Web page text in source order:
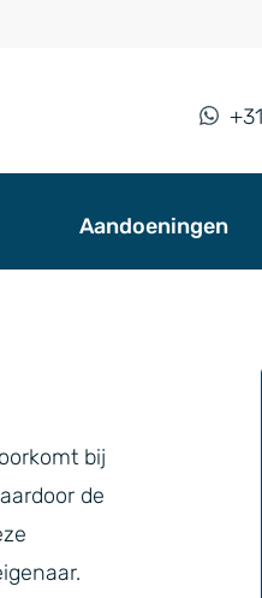
Aandoeningen
bij
de